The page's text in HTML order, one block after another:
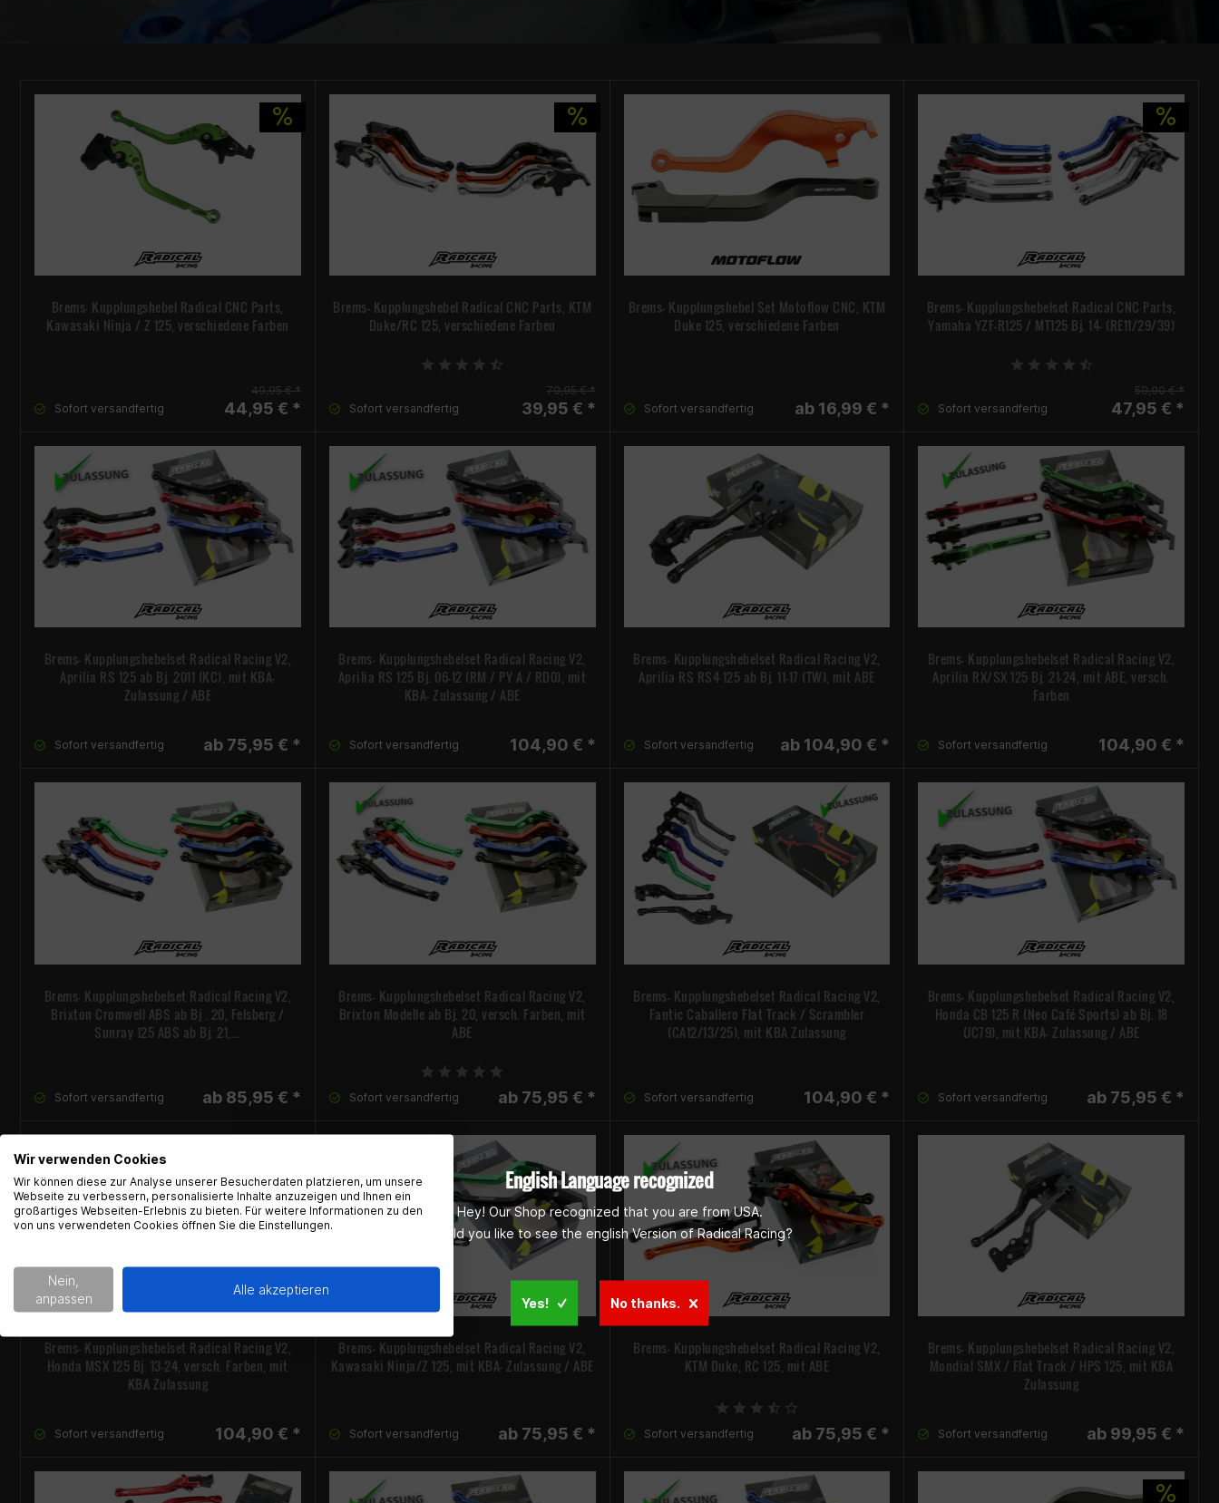
Brems- Kupplungshebel Radical CNC Parts,
Kawasaki Ninja / Z 125, verschiedene Farben
Sofort versandfertig
49,95 € *
44,95 € *
Brems- Kupplungshebel Radical CNC Parts, KTM
Duke/RC 125, verschiedene Farben
Sofort versandfertig
79,95 € *
39,95 € *
Brems- Kupplungshebel Set Motoflow CNC, KTM
Duke 125, verschiedene Farben
Sofort versandfertig ab 16,99 € *
Brems- Kupplungshebelset Radical CNC Parts,
Yamaha YZF-R125 / MT125 Bj. 14- (RE11/29/39)
Sofort versandfertig
59,90 € *
47,95 € *
Brems- Kupplungshebelset Radical Racing V2,
Aprilia RS 125 ab Bj. 2011 (KC), mit KBA-
Zulassung / ABE
Sofort versandfertig ab 75,95 € *
Brems- Kupplungshebelset Radical Racing V2,
Aprilia RS 125 Bj. 06-12 (RM / PY A / RD0), mit
KBA- Zulassung / ABE
Sofort versandfertig 104,90 € *
Brems- Kupplungshebelset Radical Racing V2,
Aprilia RS RS4 125 ab Bj. 11-17 (TW), mit ABE
Sofort versandfertig ab 104,90 € *
Brems- Kupplungshebelset Radical Racing V2,
Aprilia RX/SX 125 Bj. 21-24, mit ABE, versch.
Farben
Sofort versandfertig 104,90 € *
Brems- Kupplungshebelset Radical Racing V2,
Brixton Cromwell ABS ab Bj . 20, Felsberg /
Sunray 125 ABS ab Bj. 21,...
Sofort versandfertig ab 85,95 € *
Brems- Kupplungshebelset Radical Racing V2,
Brixton Modelle ab Bj. 20, versch. Farben, mit
ABE
Sofort versandfertig ab 75,95 € *
Brems- Kupplungshebelset Radical Racing V2,
Fantic Caballero Flat Track / Scrambler
(CA12/13/25), mit KBA Zulassung
Sofort versandfertig 104,90 € *
Brems- Kupplungshebelset Radical Racing V2,
Honda CB 125 R (Neo Café Sports) ab Bj. 18
(JC79), mit KBA- Zulassung / ABE
Sofort versandfertig ab 75,95 € *
Brems- Kupplungshebelset Radical Racing V2,
Honda MSX 125 Bj. 13-24, versch. Farben, mit
KBA Zulassung
Sofort versandfertig 104,90 € *
Brems- Kupplungshebelset Radical Racing V2,
Kawasaki Ninja/Z 125, mit KBA- Zulassung / ABE
Sofort versandfertig ab 75,95 € *
Brems- Kupplungshebelset Radical Racing V2,
KTM Duke, RC 125, mit ABE
Sofort versandfertig ab 75,95 € *
Brems- Kupplungshebelset Radical Racing V2,
Mondial SMX / Flat Track / HPS 125, mit KBA
Zulassung
Sofort versandfertig ab 99,95 € *
English Language recognized
Hey! Our Shop recognized that you are from USA.
Would you like to see the english Version of Radical Racing?
Yes! No thanks.
Wir verwenden Cookies
Wir können diese zur Analyse unserer Besucherdaten platzieren, um unsere
Webseite zu verbessern, personalisierte Inhalte anzuzeigen und Ihnen ein
großartiges Webseiten-Erlebnis zu bieten. Für weitere Informationen zu den
von uns verwendeten Cookies öffnen Sie die Einstellungen.
Nein,
anpassen
Alle akzeptieren